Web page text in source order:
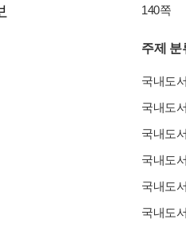
140쪽
주제 분
국내도
국내도
국내도
국내도
국내도
국내도